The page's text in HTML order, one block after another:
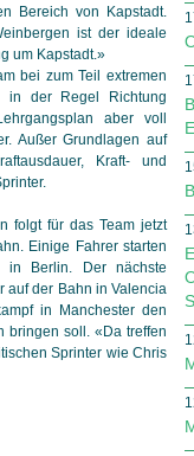
Bereich von Kapstadt.
ist der ideale
um Kapstadt.»
bei zum Teil extremen
in der Regel Richtung
aber voll
Außer Grundlagen auf
Kraft- und
folgt für das Team jetzt
Einige Fahrer starten
in Berlin. Der nächste
auf der Bahn in Valencia
in Manchester den
bringen soll. «Da treffen
Sprinter wie Chris